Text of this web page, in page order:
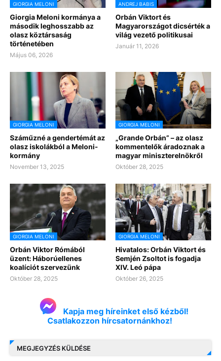
GIORGIA MELONI
Giorgia Meloni kormánya a
második leghosszabb az
olasz köztársaság
történetében
Május 06, 2026
ANDREJ BABIS
Orbán Viktort és
Magyarországot dicsérték a
világ vezető politikusai
Január 11, 2026
GIORGIA MELONI
Száműzné a gendertémát az
olasz iskolákból a Meloni-
kormány
November 13, 2025
GIORGIA MELONI
„Grande Orbán” – az olasz
kommentelők áradoznak a
magyar miniszterelnökről
Október 28, 2025
GIORGIA MELONI
Orbán Viktor Rómából
üzent: Háborúellenes
koalíciót szervezünk
Október 28, 2025
GIORGIA MELONI
Hivatalos: Orbán Viktort és
Semjén Zsoltot is fogadja
XIV. Leó pápa
Október 26, 2025
Kapja meg híreinket első kézből!
Csatlakozzon hírcsatornánkhoz!
MEGJEGYZÉS KÜLDÉSE